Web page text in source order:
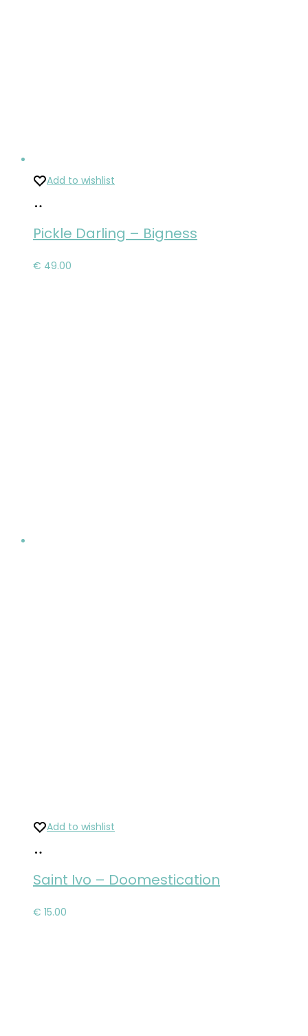
Add to wishlist
košíka
Pickle Darling – Bigness
€ 49.00
Add to wishlist
košíka
Saint Ivo ‎– Doomestication
€ 15.00